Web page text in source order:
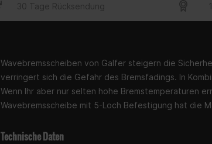
30 Tage Rücksendung
Wavebremsscheiben von Galfer steigern die
verringert sich die Gefahr des Bremsfadings. In
Wenn Ihr aber nur selten hohe Bremstemperaturen
Wavebremsscheibe mit 5-Loch Befestigung hat die
Technische Daten